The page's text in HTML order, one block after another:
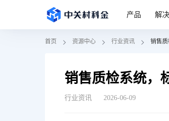
产品 解
首页 资源中心 行业资讯 销售质
销售质检系统，
行业资讯 2026-06-09